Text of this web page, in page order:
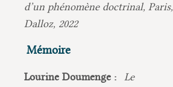
d’un phénomène doctrinal, Paris,
Dalloz, 2022
Mémoire
Lourine Doumenge :
Le